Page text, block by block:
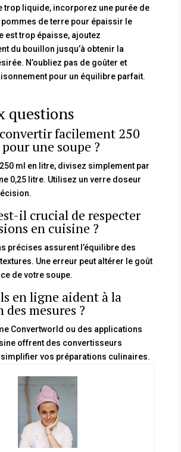
trop liquide, incorporez une purée de
pommes de terre pour épaissir le
est trop épaisse, ajoutez
du bouillon jusqu’à obtenir la
N’oubliez pas de goûter et
pour un équilibre parfait.
questions
facilement 250
une soupe ?
ml en litre, divisez simplement par
0,25 litre. Utilisez un verre doseur
il crucial de respecter
en cuisine ?
précises assurent l’équilibre des
Une erreur peut altérer le goût
de votre soupe.
en ligne aident à la
mesures ?
Convertworld ou des applications
offrent des convertisseurs
vos préparations culinaires.